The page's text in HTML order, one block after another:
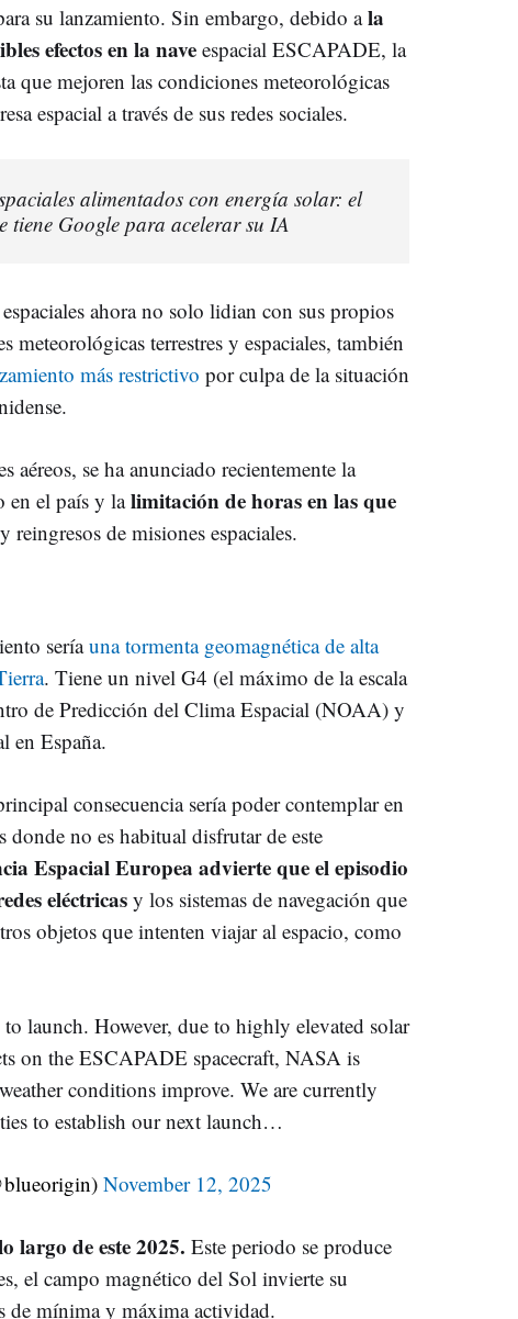
su lanzamiento. Sin embargo, debido ala
efectos en la nave espacial ESCAPADE, la
que mejoren las condiciones meteorológicas
espacial a través de sus redes sociales.
alimentados con energía solar: el
tiene Google para acelerar su IA
ahora no solo lidian con sus propios
meteorológicas terrestres y espaciales, también
más restrictivo por culpa de la situación
aéreos, se ha anunciado recientemente la
en el país y lalimitación de horas en las que
y reingresos de misiones espaciales.
seríauna tormenta geomagnética de alta
. Tiene un nivel G4 (el máximo de la escala
de Predicción del Clima Espacial (NOAA) y
en España.
consecuencia sería poder contemplar en
donde no es habitual disfrutar de este
Espacial Europea advierte que el episodio
eléctricas y los sistemas de navegación que
objetos que intenten viajar al espacio, como
launch. However, due to highly elevated solar
on the ESCAPADE spacecraft, NASA is
conditions improve. We are currently
to establish our next launch…
November 12, 2025
largo de este 2025. Este periodo se produce
el campo magnético del Sol invierte su
de mínima y máxima actividad.